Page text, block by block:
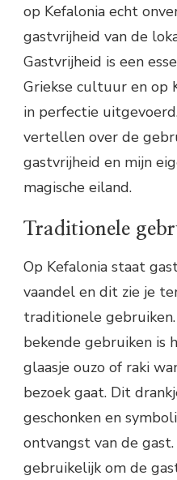
op Kefalonia echt
gastvrijheid van de
Gastvrijheid is een
Griekse cultuur en
in perfectie
vertellen over de
gastvrijheid en mijn
magische eiland.
Traditionele
Op Kefalonia staat
vaandel en dit zie je
traditionele
bekende gebruiken is
glaasje ouzo of raki
bezoek gaat. Dit
geschonken en
ontvangst van de
gebruikelijk om de